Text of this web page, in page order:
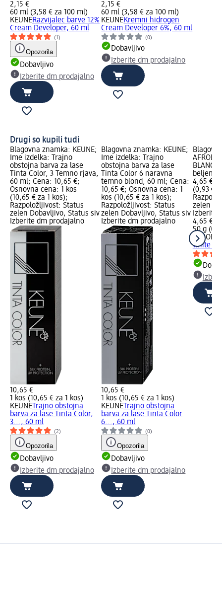
2,15 €
60 ml (3,58 € za 100 ml)
KEUNERazvijalec barve 12%
Cream Developer, 60 ml
(1)
Opozorila
Dobavljivo
Izberite dm prodajalno
2,15 €
60 ml (3,58 € za 100 ml)
KEUNEKremni hidrogen
Cream Developer 6%, 60 ml
(0)
Dobavljivo
Izberite dm prodajalno
Drugi so kupili tudi
Blagovna znamka: KEUNE;
Ime izdelka: Trajno
obstojna barva za lase
Tinta Color, 3 Temno rjava,
60 ml; Cena: 10,65 €;
Osnovna cena: 1 kos
(10,65 € za 1 kos);
Razpoložljivost: Status
zelen Dobavljivo, Status siv
Izberite dm prodajalno
10,65 €
1 kos (10,65 € za 1 kos)
KEUNETrajno obstojna
barva za lase Tinta Color,
3..., 60 ml
(2)
Opozorila
Dobavljivo
Izberite dm prodajalno
Blagovna znamka: KEUNE;
Ime izdelka: Trajno
obstojna barva za lase
Tinta Color 6 naravna
temno blond, 60 ml; Cena:
10,65 €; Osnovna cena: 1
kos (10,65 € za 1 kos);
Razpoložljivost: Status
zelen Dobavljivo, Status siv
Izberite dm prodajalno
10,65 €
1 kos (10,65 € za 1 kos)
KEUNETrajno obstojna
barva za lase Tinta Color
6..., 60 ml
(0)
Opozorila
Dobavljivo
Izberite dm prodajalno
BLANC
beljenje
4,65 €;
(0,93 €
zelen
Izberite
4,65 €
50 g
white za